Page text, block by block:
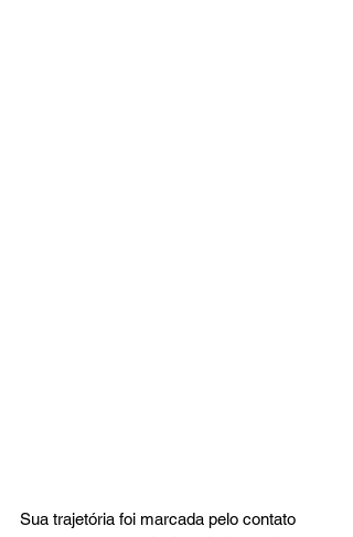
Sua trajetória foi marcada pelo contato